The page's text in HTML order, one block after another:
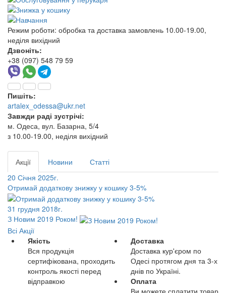
Режим роботи: обробка та доставка замовлень 10.00-19.00,
неділя вихідний
Дзвоніть:
+38 (097) 548 79 59
Пишіть:
artalex_odessa@ukr.net
Завжди раді зустрічі:
м. Одеса, вул. Базарна, 5/4
з 10.00-19.00, неділя вихідний
Акції Новини
Статті
20 Січня 2025г.
Отримай додаткову знижку у кошику 3-5%
31 грудня 2018г.
З Новим 2019 Роком!
Всі Акції
Якість
Вся продукція
сертифікована, проходить
контроль якості перед
відправкою
Доставка
Доставка кур'єром по
Одесі протягом дня та 3-х
днів по Україні.
Оплата
Ви можете сплатити товар